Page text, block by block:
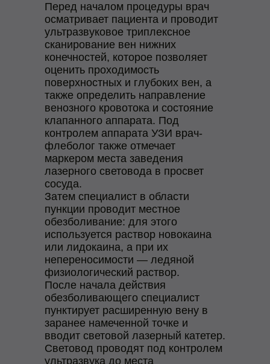
Перед началом процедуры врач
осматривает пациента и проводит
ультразвуковое триплексное
сканирование вен нижних
конечностей, которое позволяет
оценить проходимость
поверхностных и глубоких вен, а
также определить направление
венозного кровотока и состояние
клапанного аппарата. Под
контролем аппарата УЗИ врач-
флеболог также отмечает
маркером места заведения
лазерного световода в просвет
сосуда.
Затем специалист в области
пункции проводит местное
обезболивание: для этого
используется раствор новокаина
или лидокаина, а при их
непереносимости — ледяной
физиологический раствор.
После начала действия
обезболивающего специалист
пунктирует расширенную вену в
заранее намеченной точке и
вводит световой лазерный катетер.
Световод проводят под контролем
ультразвука до места